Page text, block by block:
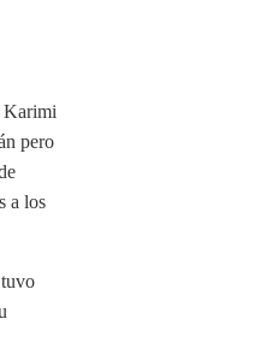
Karimi
pero
a los